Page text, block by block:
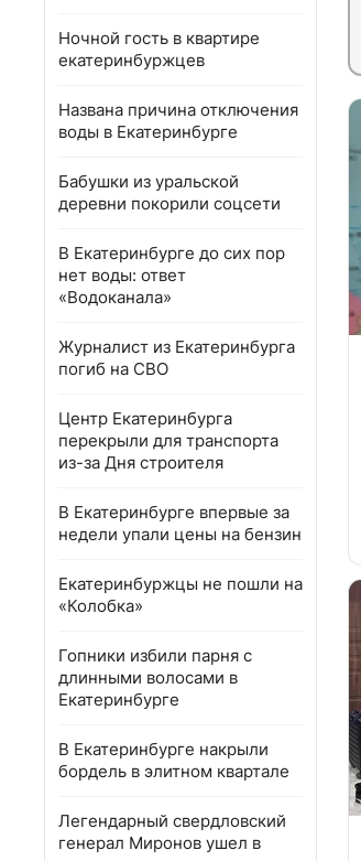
Ночной гость в квартире
екатеринбуржцев
Названа причина отключения
воды в Екатеринбурге
Бабушки из уральской
деревни покорили соцсети
В Екатеринбурге до сих пор
нет воды: ответ
«Водоканала»
Журналист из Екатеринбурга
погиб на СВО
Центр Екатеринбурга
перекрыли для транспорта
из-за Дня строителя
В Екатеринбурге впервые за
недели упали цены на бензин
Екатеринбуржцы не пошли на
«Колобка»
Гопники избили парня с
длинными волосами в
Екатеринбурге
В Екатеринбурге накрыли
бордель в элитном квартале
Легендарный свердловский
генерал Миронов ушел в